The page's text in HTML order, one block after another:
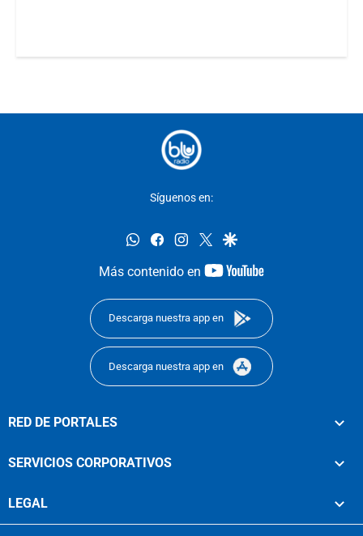
Síguenos en:
whatsappfacebookinstagram
twittergoogle
Más contenido en
youtube-
Descarga nuestra app en
Descarga nuestra app en
RED DE PORTALES
SERVICIOS CORPORATIVOS
LEGAL